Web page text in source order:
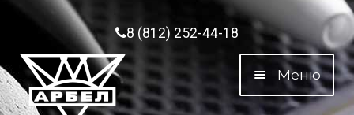
Перейти к навигации
Перейти к содержимому8 (812) 252-44-18
Меню